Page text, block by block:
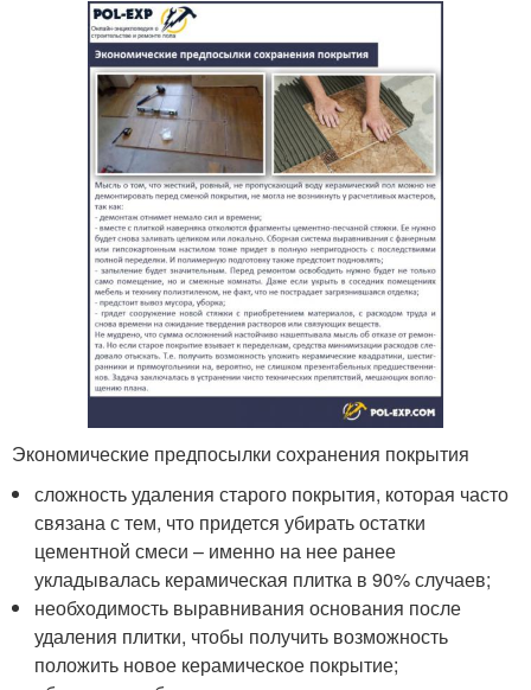
Экономические предпосылки сохранения покрытия
сложность удаления старого покрытия, которая часто
связана с тем, что придется убирать остатки
цементной смеси – именно на нее ранее
укладывалась керамическая плитка в 90% случаев;
необходимость выравнивания основания после
удаления плитки, чтобы получить возможность
положить новое керамическое покрытие;